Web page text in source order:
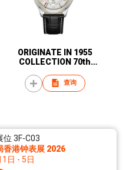
ORIGINATE IN 1955
COLLECTION 70th
Limited Edition
查询
位 3F-C03
香港钟表展 2026
日 - 5日